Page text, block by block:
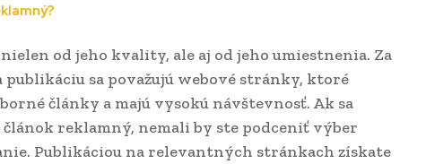
od jeho kvality, ale aj od jeho umiestnenia. Za
publikáciu sa považujú webové stránky, ktoré
články a majú vysokú návštevnosť. Ak sa
reklamný, nemali by ste podceniť výber
Publikáciou na relevantných stránkach získate